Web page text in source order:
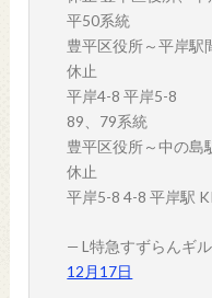
平50系統
豊平区役所～平岸駅
休止
平岸4-8 平岸5-8
89、79系統
豊平区役所～中の島
休止
平岸5-8 4-8 平岸駅
— L特急すずらんギ
12月17日